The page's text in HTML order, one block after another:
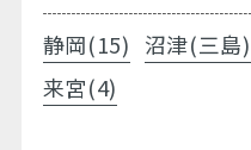
静岡(15) 沼津(三島
来宮(4)